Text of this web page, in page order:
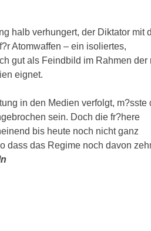
halb verhungert, der Diktator mit
Atomwaffen – ein isoliertes,
gut als Feindbild im Rahmen der
eignet.
in den Medien verfolgt, m?sste
sein. Doch die fr?here
bis heute noch nicht ganz
dass das Regime noch davon